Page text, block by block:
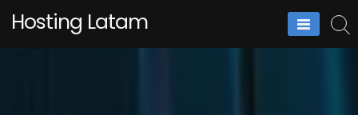
Hosting Latam